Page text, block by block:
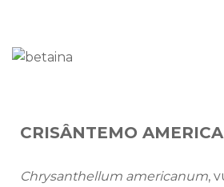
CRISÂNTEMO
Chrysanthellum americanum,